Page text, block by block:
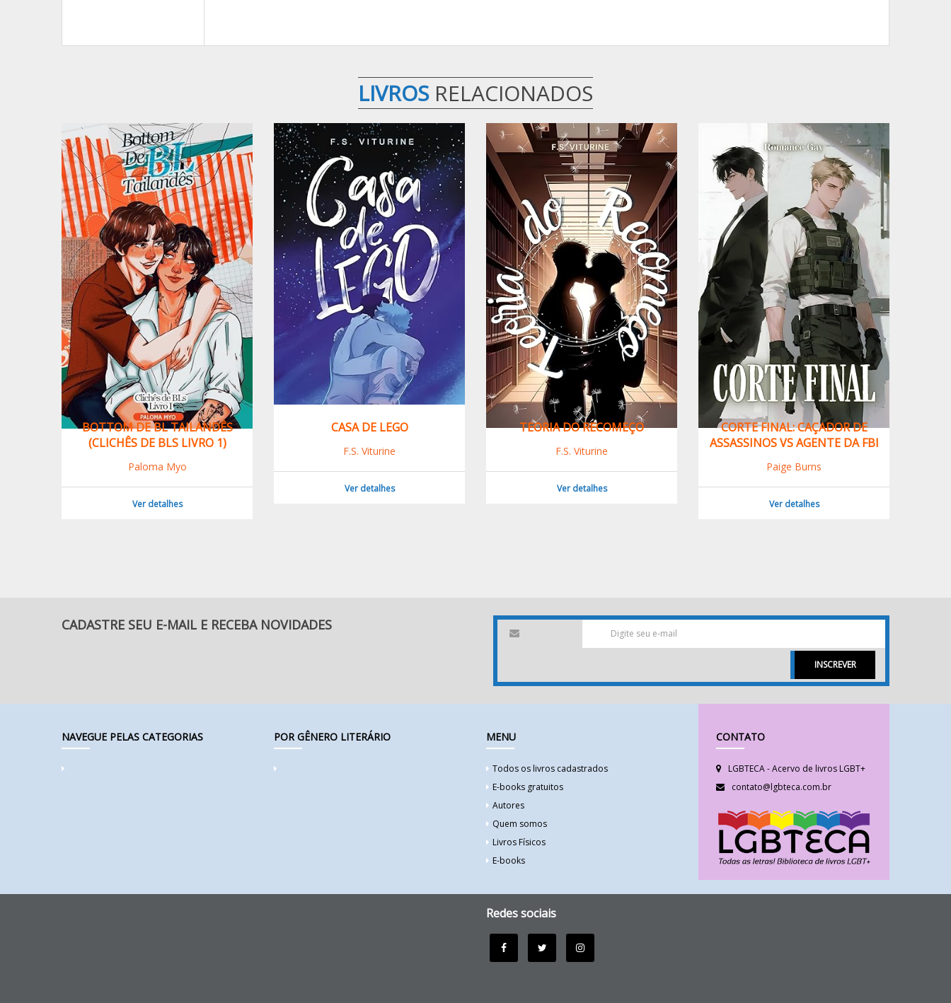
LIVROS RELACIONADOS
BOTTOM DE BL TAILANDÊS
(CLICHÊS DE BLS LIVRO 1)
Paloma Myo
Ver detalhes
CASA DE LEGO
F.S. Viturine
Ver detalhes
TEORIA DO RECOMEÇO
F.S. Viturine
Ver detalhes
CORTE FINAL: CAÇADOR DE
ASSASSINOS VS AGENTE DA FBI
Paige Burns
Ver detalhes
CADASTRE SEU E-MAIL E RECEBA NOVIDADES
INSCREVER
NAVEGUE PELAS CATEGORIAS POR GÊNERO LITERÁRIO MENU
Todos os livros cadastrados
E-books gratuitos
Autores
Quem somos
Livros Físicos
E-books
CONTATO
LGBTECA - Acervo de livros LGBT+
contato@lgbteca.com.br
Redes sociais